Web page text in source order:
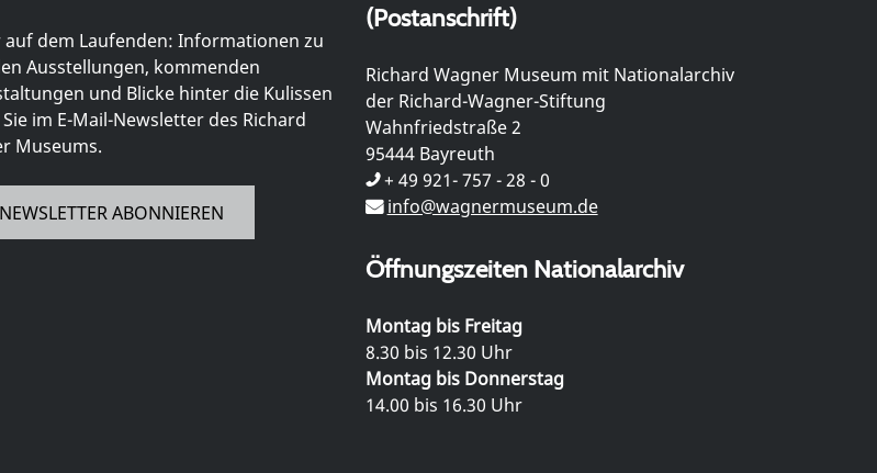
dem Laufenden: Informationen zu
Ausstellungen, kommenden
und Blicke hinter die Kulissen
im E-Mail-Newsletter des Richard
Museums.
NEWSLETTER ABONNIEREN
(Postanschrift)
Richard Wagner Museum mit Nationalarchiv
der Richard-Wagner-Stiftung
Wahnfriedstraße 2
95444 Bayreuth
+ 49 921- 757 - 28 - 0
info@wagnermuseum.de
Öffnungszeiten Nationalarchiv
Montag bis Freitag
8.30 bis 12.30 Uhr
Montag bis Donnerstag
14.00 bis 16.30 Uhr